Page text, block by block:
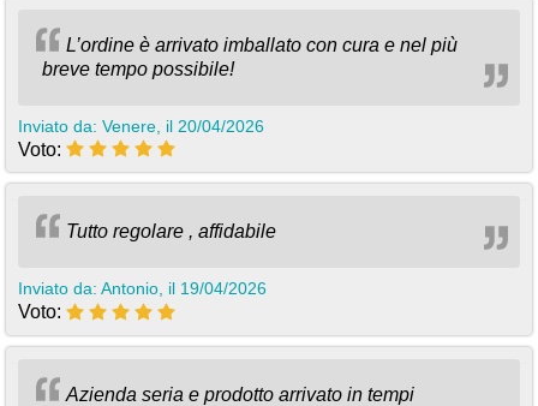
L’ordine è arrivato imballato con cura e nel più
breve tempo possibile!
Inviato da: Venere, il 20/04/2026
Voto:
Tutto regolare , affidabile
Inviato da: Antonio, il 19/04/2026
Voto:
Azienda seria e prodotto arrivato in tempi